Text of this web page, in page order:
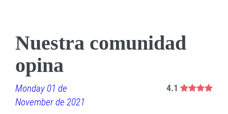
Nuestra comunidad
opina
Monday 01 de
November de 2021
4.1